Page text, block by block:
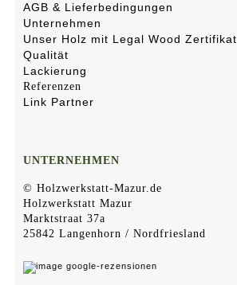
AGB & Lieferbedingungen
Unternehmen
Unser Holz mit Legal Wood Zertifikat
Qualität
Lackierung
Referenzen
Link Partner
UNTERNEHMEN
© Holzwerkstatt-Mazur.de
Holzwerkstatt Mazur
Marktstraat 37a
25842 Langenhorn / Nordfriesland